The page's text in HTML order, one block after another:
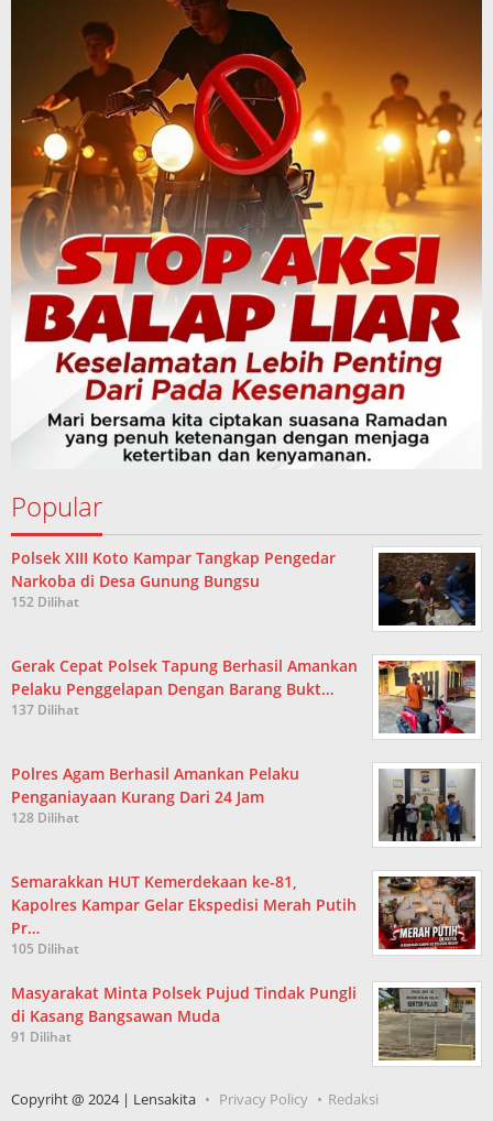
Popular
Polsek XIII Koto Kampar Tangkap Pengedar
Narkoba di Desa Gunung Bungsu
152 Dilihat
Gerak Cepat Polsek Tapung Berhasil Amankan
Pelaku Penggelapan Dengan Barang Bukt…
137 Dilihat
Polres Agam Berhasil Amankan Pelaku
Penganiayaan Kurang Dari 24 Jam
128 Dilihat
Semarakkan HUT Kemerdekaan ke-81,
Kapolres Kampar Gelar Ekspedisi Merah Putih
Pr…
105 Dilihat
Masyarakat Minta Polsek Pujud Tindak Pungli
di Kasang Bangsawan Muda
91 Dilihat
Copyriht @ 2024 | Lensakita Privacy Policy Redaksi